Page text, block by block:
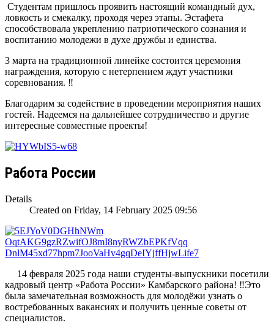
Студентам пришлось проявить настоящий командный дух,
ловкость и смекалку, проходя через этапы. Эстафета
способствовала укреплению патриотического сознания и
воспитанию молодежи в духе дружбы и единства.
3 марта на традиционной линейке состоится церемония
награждения, которую с нетерпением ждут участники
соревнования. ‼️
Благодарим за содействие в проведении мероприятия наших
гостей. Надеемся на дальнейшее сотрудничество и другие
интересные совместные проекты!
Работа России
Details
Created on Friday, 14 February 2025 09:56
14 февраля 2025 года наши студенты-выпускники посетили
кадровый центр «Работа России» Камбарского района! ‼️Это
была замечательная возможность для молодёжи узнать о
востребованных вакансиях и получить ценные советы от
специалистов.